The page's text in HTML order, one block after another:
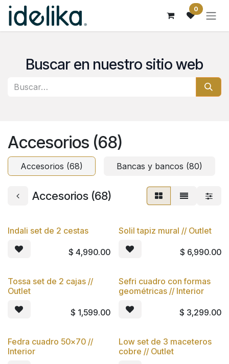
Ir al contenido 0
Buscar en nuestro sitio web
Accesorios (68)
Accesorios (68) Bancas y bancos (80)
Accesorios (68)
Indali set de 2 cestas
$ 4,990.00
Solil tapiz mural // Outlet
$ 6,990.00
Tossa set de 2 cajas //
Outlet
$ 1,599.00
Sefri cuadro con formas
geométricas // Interior
$ 3,299.00
Fedra cuadro 50x70 //
Interior
Low set de 3 maceteros
cobre // Outlet